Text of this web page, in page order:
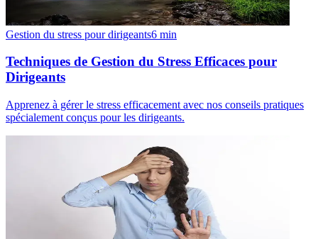
Gestion du stress pour dirigeants6 min
Techniques de Gestion du Stress Efficaces pour
Dirigeants
Apprenez à gérer le stress efficacement avec nos conseils pratiques
spécialement conçus pour les dirigeants.